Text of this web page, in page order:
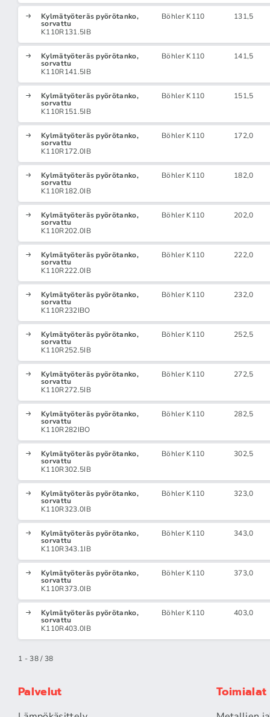
Kylmätyöteräs pyörötanko,
sorvattu
K110R131.5IB
Böhler K110 131,5
Kylmätyöteräs pyörötanko,
sorvattu
K110R141.5IB
Böhler K110 141,5
Kylmätyöteräs pyörötanko,
sorvattu
K110R151.5IB
Böhler K110 151,5
Kylmätyöteräs pyörötanko,
sorvattu
K110R172.0IB
Böhler K110 172,0
Kylmätyöteräs pyörötanko,
sorvattu
K110R182.0IB
Böhler K110 182,0
Kylmätyöteräs pyörötanko,
sorvattu
K110R202.0IB
Böhler K110 202,0
Kylmätyöteräs pyörötanko,
sorvattu
K110R222.0IB
Böhler K110 222,0
Kylmätyöteräs pyörötanko,
sorvattu
K110R232IBO
Böhler K110 232,0
Kylmätyöteräs pyörötanko,
sorvattu
K110R252.5IB
Böhler K110 252,5
Kylmätyöteräs pyörötanko,
sorvattu
K110R272.5IB
Böhler K110 272,5
Kylmätyöteräs pyörötanko,
sorvattu
K110R282IBO
Böhler K110 282,5
Kylmätyöteräs pyörötanko,
sorvattu
K110R302.5IB
Böhler K110 302,5
Kylmätyöteräs pyörötanko,
sorvattu
K110R323.0IB
Böhler K110 323,0
Kylmätyöteräs pyörötanko,
sorvattu
K110R343.1IB
Böhler K110 343,0
Kylmätyöteräs pyörötanko,
sorvattu
K110R373.0IB
Böhler K110 373,0
Kylmätyöteräs pyörötanko,
sorvattu
K110R403.0IB
Böhler K110 403,0
1 - 38 / 38
Palvelut Toimialat